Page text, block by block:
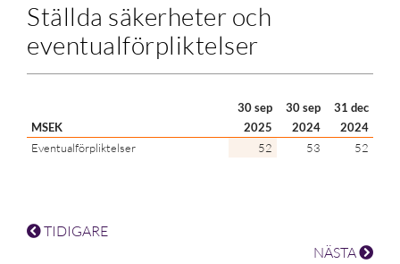
Ställda säkerheter och
eventualförpliktelser
30 sep 30 sep
31 dec
MSEK
2025 2024
2024
Eventualförpliktelser
52 53 52
TIDIGARE
NÄSTA